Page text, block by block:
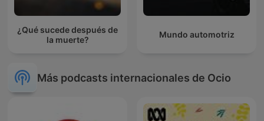
¿Qué sucede después de
la muerte?
Mundo automotriz
Más podcasts internacionales de Ocio